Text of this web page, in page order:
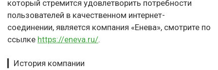
который стремится удовлетворить потребности
пользователей в качественном интернет-
соединении, является компания «Енева», смотрите по
ссылке https://eneva.ru/.
▎История компании